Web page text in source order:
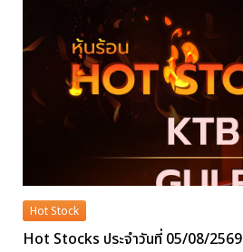
Hot Stock
Hot Stocks ประจำวันที่ 05/08/2569